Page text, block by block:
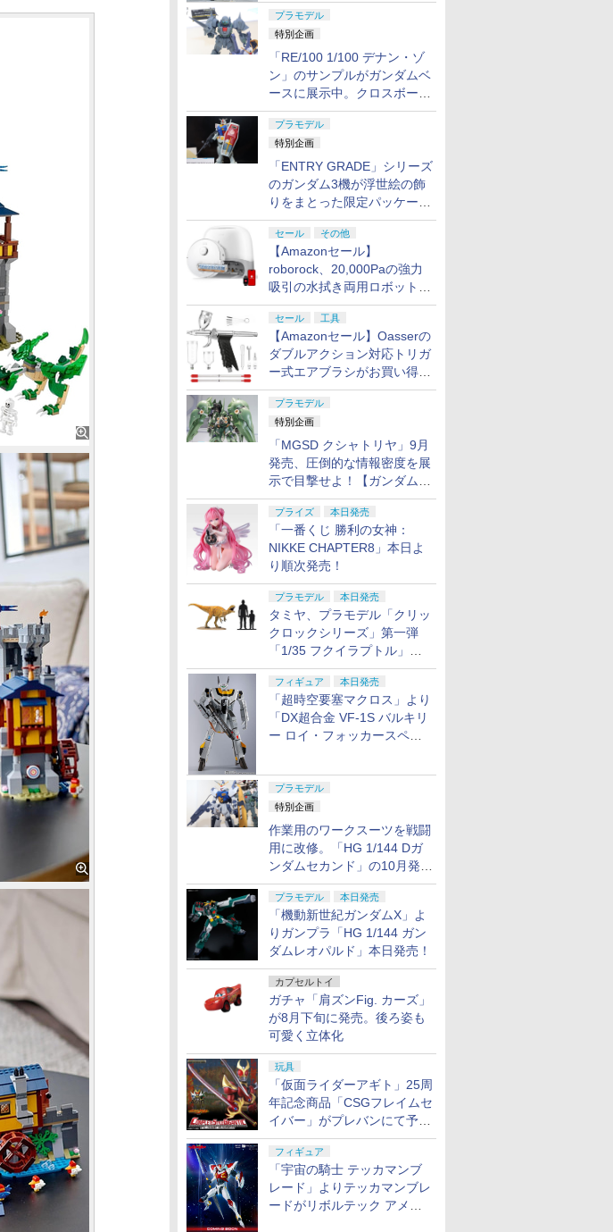
プラモデル
特別企画
「RE/100 1/100 デナン・ゾ
ン」のサンプルがガンダムベ
ースに展示中。クロスボー
ン・バンガードの制式量産機
が間もなく発送【ガンダムベ
ース撮り下ろし】
プラモデル
特別企画
「ENTRY GRADE」シリーズ
のガンダム3機が浮世絵の飾
りをまとった限定パッケージ
で8月29日に発売！ お土産
にもピッタリ!?【ガンダムベ
ース撮り下ろし】
セール その他
【Amazonセール】
roborock、20,000Paの強力
吸引の水拭き両用ロボット掃
除機「Qrevo Curv 2 Flow」
がお買い得！
セール 工具
【Amazonセール】Oasserの
ダブルアクション対応トリガ
ー式エアブラシがお買い得価
格で登場！
プラモデル
特別企画
「MGSD クシャトリヤ」9月
発売、圧倒的な情報密度を展
示で目撃せよ！【ガンダムベ
ース撮り下ろし】
プライズ 本日発売
「一番くじ 勝利の女神：
NIKKE CHAPTER8」本日よ
り順次発売！
プラモデル 本日発売
タミヤ、プラモデル「クリッ
クロックシリーズ」第一弾
「1/35 フクイラプトル」本
日発売！
フィギュア 本日発売
「超時空要塞マクロス」より
「DX超合金 VF-1S バルキリ
ー ロイ・フォッカースペシ
プラモデル
特別企画
作業用のワークスーツを戦闘
用に改修。「HG 1/144 Dガ
ンダムセカンド」の10月発送
分が予約受付中【ガンダムベ
ース撮り下ろし】
プラモデル 本日発売
「機動新世紀ガンダムX」よ
りガンプラ「HG 1/144 ガン
ダムレオパルド」本日発売！
カプセルトイ
ガチャ「肩ズンFig. カーズ」
が8月下旬に発売。後ろ姿も
可愛く立体化
玩具
「仮面ライダーアギト」25周
年記念商品「CSGフレイムセ
イバー」がプレバンにて予約
開始
フィギュア
「宇宙の騎士 テッカマンブ
レード」よりテッカマンブレ
ードがリボルテック アメイ